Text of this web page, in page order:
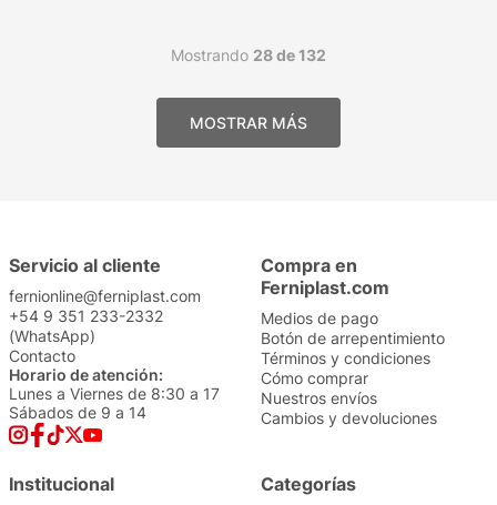
Mostrando 28 de 132
Servicio al cliente
fernionline@ferniplast.com
+54 9 351 233-2332
(WhatsApp)
Contacto
Horario de atención:
Lunes a Viernes de 8:30 a 17
Sábados de 9 a 14
Compra en
Ferniplast.com
Medios de pago
Botón de arrepentimiento
Términos y condiciones
Cómo comprar
Nuestros envíos
Cambios y devoluciones
Institucional Categorías